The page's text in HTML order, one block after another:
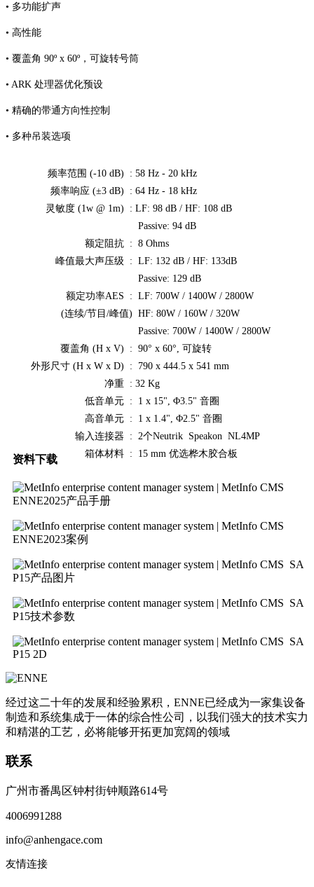
• 多功能扩声
• 高性能
• 覆盖角 90º x 60º，可旋转号筒
• ARK 处理器优化预设
• 精确的带通方向性控制
• 多种吊装选项
频率范围 (-10 dB) : 58 Hz - 20 kHz
频率响应 (±3 dB) : 64 Hz - 18 kHz
灵敏度 (1w @ 1m) : LF: 98 dB / HF: 108 dB
Passive: 94 dB
额定阻抗 : 8 Ohms
峰值最大声压级 : LF: 132 dB / HF: 133dB
Passive: 129 dB
额定功率AES : LF: 700W / 1400W / 2800W
(连续/节目/峰值) HF: 80W / 160W / 320W
Passive: 700W / 1400W / 2800W
覆盖角 (H x V) : 90° x 60°, 可旋转
外形尺寸 (H x W x D) : 790 x 444.5 x 541 mm
净重 : 32 Kg
低音单元 : 1 x 15", Φ3.5" 音圈
高音单元 : 1 x 1.4", Φ2.5" 音圈
输入连接器 : 2个Neutrik Speakon NL4MP
箱体材料 : 15 mm 优选桦木胶合板
资料下载
ENNE2025产品手册
ENNE2023案例
SA
P15产品图片
SA
P15技术参数
SA
P15 2D
经过这二十年的发展和经验累积，ENNE已经成为一家集设备
制造和系统集成于一体的综合性公司，以我们强大的技术实力
和精湛的工艺，必将能够开拓更加宽阔的领域
联系
广州市番禺区钟村街钟顺路614号
4006991288
info@anhengace.com
友情连接